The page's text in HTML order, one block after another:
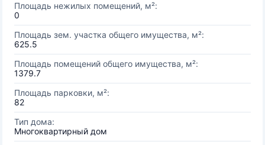
Площадь нежилых помещений, м²:
0
Площадь зем. участка общего имущества, м²:
625.5
Площадь помещений общего имущества, м²:
1379.7
Площадь парковки, м²:
82
Тип дома:
Многоквартирный дом